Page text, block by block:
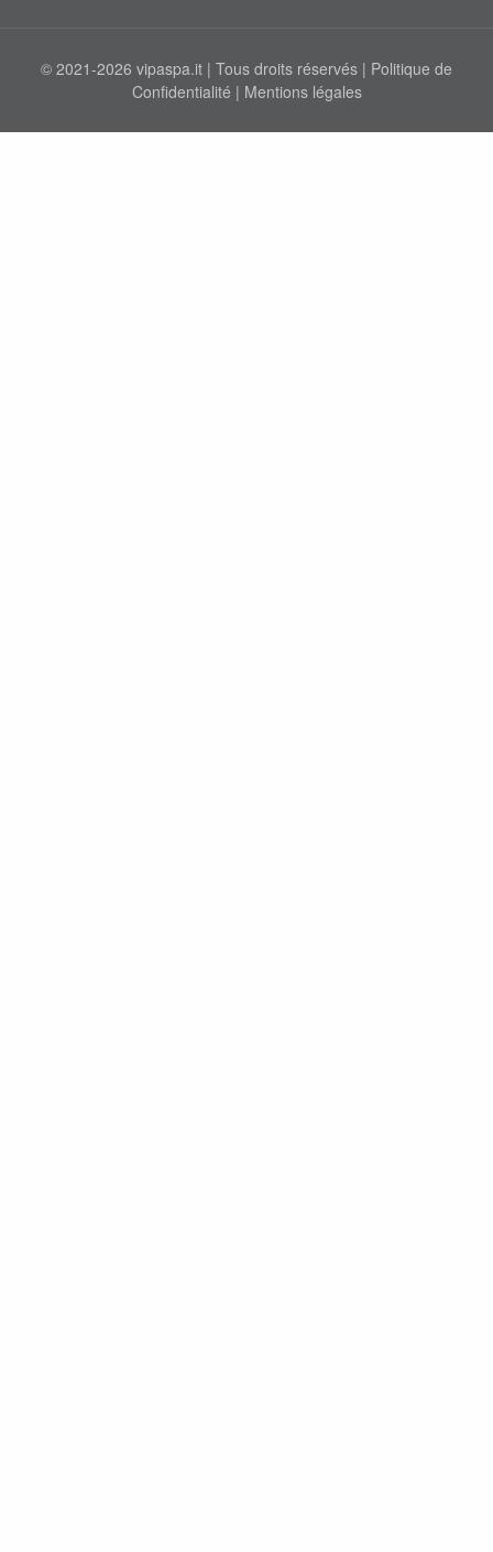
© 2021-2026 vipaspa.it | Tous droits réservés | Politique de
Confidentialité | Mentions légales